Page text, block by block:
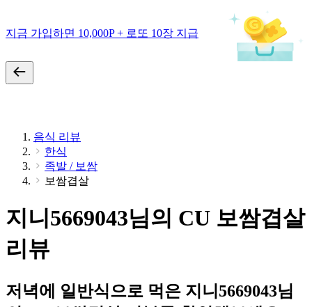
지금 가입하면 10,000P + 로또 10장 지급
음식 리뷰
한식
족발 / 보쌈
보쌈겹살
지니5669043님의 CU 보쌈겹살
리뷰
저녁에 일반식으로 먹은 지니5669043님